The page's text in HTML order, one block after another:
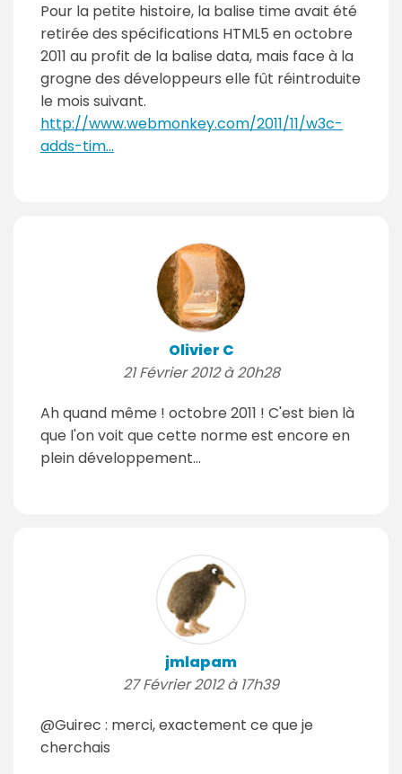
Pour la petite histoire, la balise time avait été
retirée des spécifications HTML5 en octobre
2011 au profit de la balise data, mais face à la
grogne des développeurs elle fût réintroduite
le mois suivant.
http://www.webmonkey.com/2011/11/w3c-
adds-tim...
Olivier C
21 Février 2012 à 20h28
Ah quand même ! octobre 2011 ! C'est bien là
que l'on voit que cette norme est encore en
plein développement...
jmlapam
27 Février 2012 à 17h39
@Guirec : merci, exactement ce que je
cherchais